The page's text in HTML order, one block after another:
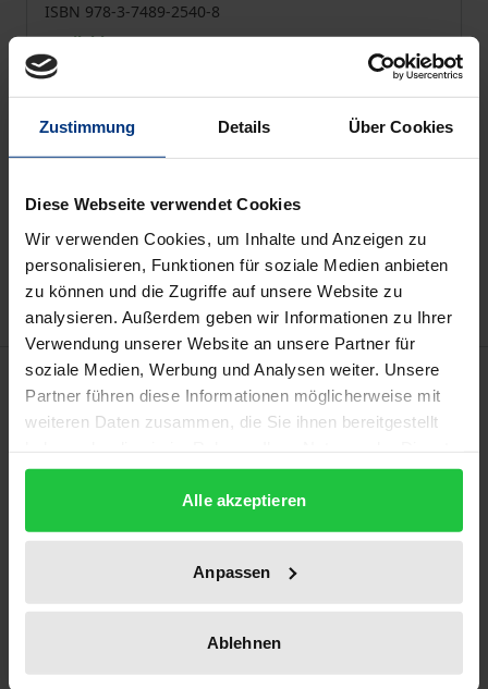
Zustimmung Details Über Cookies
Diese Webseite verwendet Cookies
Wir verwenden Cookies, um Inhalte und Anzeigen zu
personalisieren, Funktionen für soziale Medien anbieten
zu können und die Zugriffe auf unsere Website zu
analysieren. Außerdem geben wir Informationen zu Ihrer
Verwendung unserer Website an unsere Partner für
soziale Medien, Werbung und Analysen weiter. Unsere
Partner führen diese Informationen möglicherweise mit
weiteren Daten zusammen, die Sie ihnen bereitgestellt
gesammelt haben.
Alle akzeptieren
Anpassen
Ablehnen
ISBN 978-3-7489-2540-8
Available
Prices include VAT. Depending on the delivery address, VAT
may vary at checkout.
Add to Cart
Add to Wish List
Delivery cost notice
Description
guarantee of Art. 3 ECHR requires clear minimum
standards in the penitentiary system as well as their
consistent enforcement. The core piece of the thesis
consists of a comprehensive analysis of the
penitentiary system as well as of a differentiated